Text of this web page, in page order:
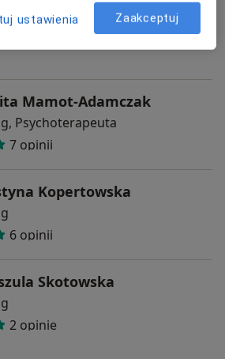
3 opinie
Mamot-Adamczak
Psychoterapeuta
7 opinii
Kopertowska
6 opinii
Skotowska
2 opinie
ustawienia Zaakceptuj